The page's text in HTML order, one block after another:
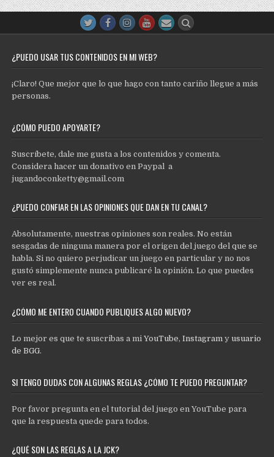
¿PUEDO USAR TUS CONTENIDOS EN MI WEB?
¡Claro! Que mejor que lo que hago con tanto cariño llegue a más
personas.
¿CÓMO PUEDO APOYARTE?
Suscríbete, dale me gusta a los contenidos y comenta.
Considera hacer un donativo en Paypal a
jugandoconketty@gmail.com
¿PUEDO CONFIAR EN LAS OPINIONES QUE DAN EN TU CANAL?
Absolutamente, nuestras opiniones son reales. No están
sesgadas de ninguna manera por el origen del juego del que se
habla. Si no quiero perjudicar un juego en particular y no nos
gustó simplemente nunca publicaré la opinión. Lo que puedes
ver es real.
¿CÓMO ME ENTERO CUANDO PUBLIQUES ALGO NUEVO?
Lo mejor es que te suscribas a miYouTube,Instagram y usuario
de BGG.
SI TENGO DUDAS CON ALGUNAS REGLAS ¿CÓMO TE PUEDO PREGUNTAR?
Por favor pregunta en el tutorial del juego en YouTube para
que la respuesta quede para todos.
¿QUÉ SON LAS REGLAS A LA JCK?